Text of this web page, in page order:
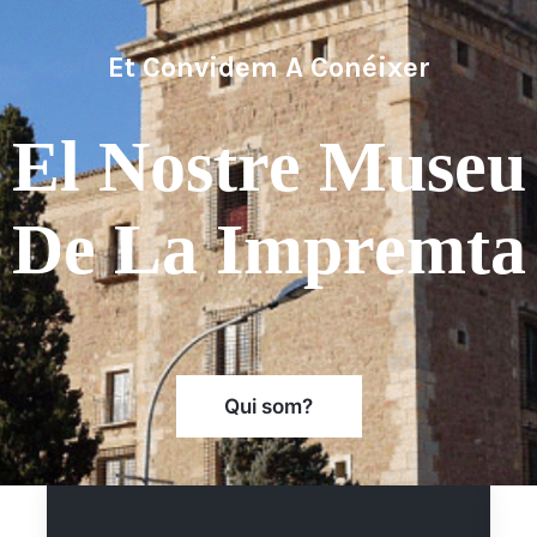
Descobreix L'evolució
De La Impremta
Als Nostres